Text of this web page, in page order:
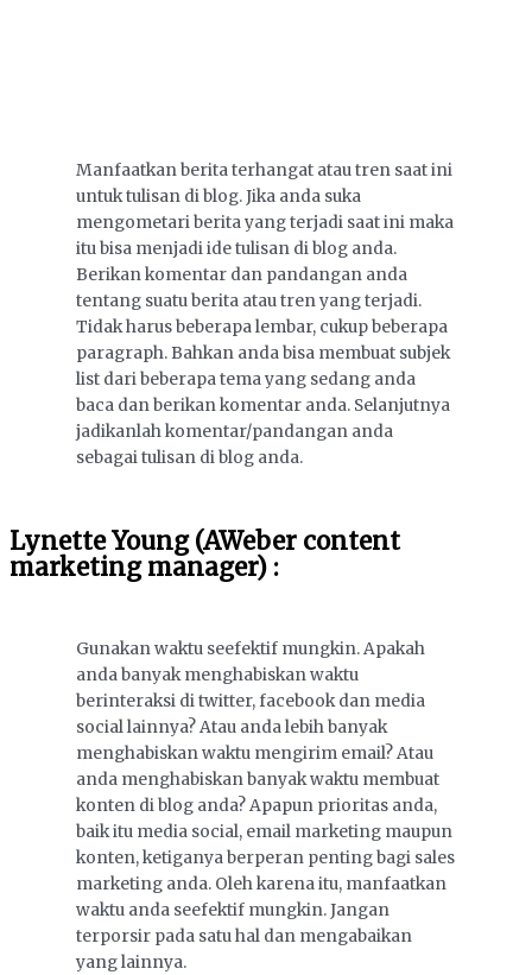
Manfaatkan berita terhangat atau tren saat ini
untuk tulisan di blog. Jika anda suka
mengometari berita yang terjadi saat ini maka
itu bisa menjadi ide tulisan di blog anda.
Berikan komentar dan pandangan anda
tentang suatu berita atau tren yang terjadi.
Tidak harus beberapa lembar, cukup beberapa
paragraph. Bahkan anda bisa membuat subjek
list dari beberapa tema yang sedang anda
baca dan berikan komentar anda. Selanjutnya
jadikanlah komentar/pandangan anda
sebagai tulisan di blog anda.
Lynette Young (AWeber content
marketing manager) :
Gunakan waktu seefektif mungkin. Apakah
anda banyak menghabiskan waktu
berinteraksi di twitter, facebook dan media
social lainnya? Atau anda lebih banyak
menghabiskan waktu mengirim email? Atau
anda menghabiskan banyak waktu membuat
konten di blog anda? Apapun prioritas anda,
baik itu media social, email marketing maupun
konten, ketiganya berperan penting bagi sales
marketing anda. Oleh karena itu, manfaatkan
waktu anda seefektif mungkin. Jangan
terporsir pada satu hal dan mengabaikan
yang lainnya.